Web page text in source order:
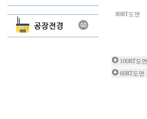
80RT도면
100RT도면
60RT도면